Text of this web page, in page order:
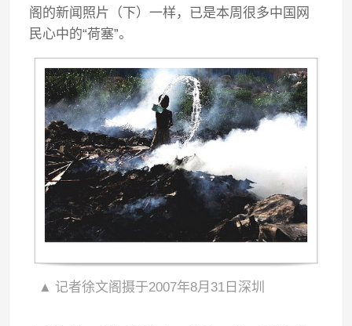
阁的新闻照片（下）一样，已是本周很多中国网
民心中的“荷塞”。
▲ 记者徐文阁摄于2007年8月31日深圳